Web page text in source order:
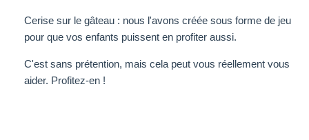
Cerise sur le gâteau : nous l'avons créée sous forme de jeu
pour que vos enfants puissent en profiter aussi.
C'est sans prétention, mais cela peut vous réellement vous
aider. Profitez-en !